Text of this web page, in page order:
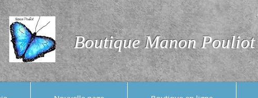
Boutique Manon